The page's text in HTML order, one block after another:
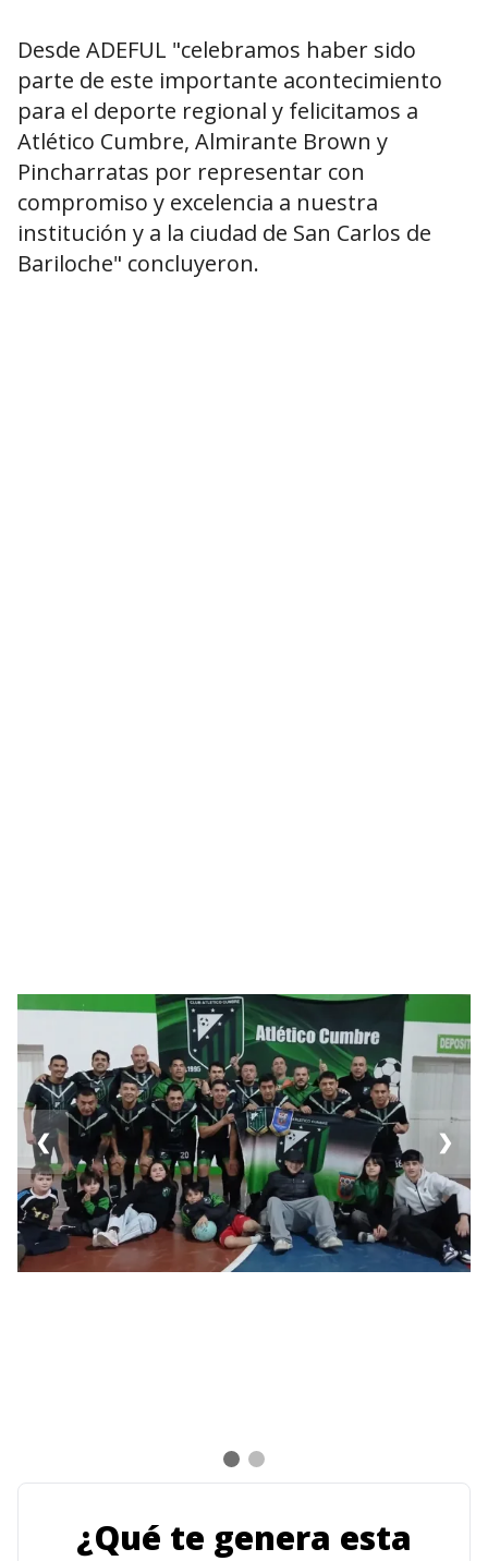
Desde ADEFUL "celebramos haber sido
parte de este importante acontecimiento
para el deporte regional y felicitamos a
Atlético Cumbre, Almirante Brown y
Pincharratas por representar con
compromiso y excelencia a nuestra
institución y a la ciudad de San Carlos de
Bariloche" concluyeron.
❮ ❯
¿Qué te genera esta